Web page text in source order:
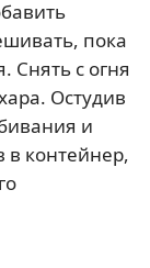
пока
Снять с огня
Остудив
и
в контейнер,